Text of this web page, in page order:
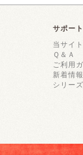
サポー
当サイ
Ｑ＆Ａ
ご利用
新着情報
シリー